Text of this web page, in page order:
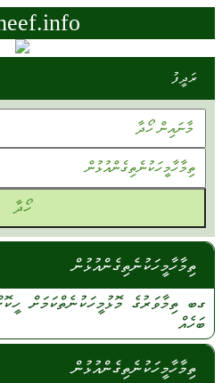
ރަދީފު
ތިމާހާމީހަކުނެތިގެންއުޅުން
ގބ ތިމާވަރުގެމޮޅުމީހަކުނެތްކަމަށް
ބަހެއް
ތިމާހާމީހަކުނެތިގެންއުޅުން